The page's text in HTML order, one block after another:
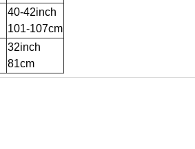
40-42inch
101-107cm
32inch
81cm